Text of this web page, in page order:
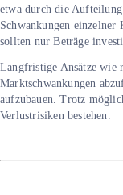
etwa durch die
Schwankungen einzelner
sollten nur Beträge
Langfristige Ansätze wie
Marktschwankungen
aufzubauen. Trotz
Verlustrisiken bestehen.